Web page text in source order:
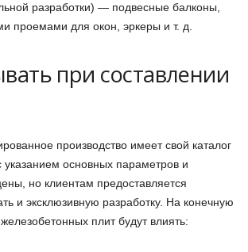
разработки) — подвесные балконы,
проемами для окон, эркеры и т. д.
при составлении
производство имеет свой каталог
указанием основных параметров и
но клиентам предоставляется
и эксклюзивную разработку. На конечную
плит будут влиять: